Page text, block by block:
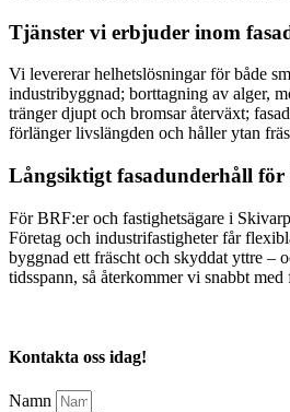
Tjänster vi erbjuder inom
Vi levererar helhetslösningar för både
industribyggnad; borttagning av alger,
tränger djupt och bromsar återväxt;
förlänger livslängden och håller ytan
Långsiktigt fasadunderhåll
För BRF:er och fastighetsägare i
Företag och industrifastigheter får
byggnad ett fräscht och skyddat yttre –
tidsspann, så återkommer vi snabbt
Kontakta oss idag!
Namn